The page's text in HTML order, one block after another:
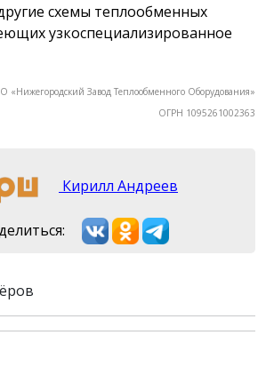
схемы теплообменных
узкоспециализированное
«Нижегородский Завод Теплообменного Оборудования»
ОГРН 1095261002363
Кирилл Андреев